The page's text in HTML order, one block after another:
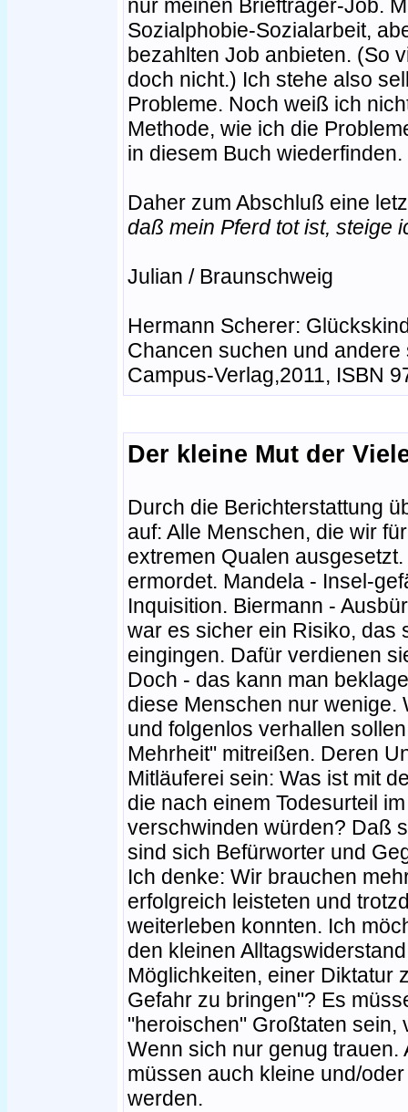
nur meinen Briefträger-Job.
Sozialphobie-Sozialarbeit,
bezahlten Job anbieten. (So
doch nicht.) Ich stehe also
Probleme. Noch weiß ich
Methode, wie ich die
in diesem Buch wiederfinden.
Daher zum Abschluß eine
daß mein Pferd tot ist, steige
Julian / Braunschweig
Hermann Scherer:
Chancen suchen und
Campus-Verlag,2011, ISBN
Der kleine Mut der
Durch die Berichterstattung
auf: Alle Menschen, die wir
extremen Qualen
ermordet. Mandela - Insel-
Inquisition. Biermann -
war es sicher ein Risiko, das
eingingen. Dafür verdienen
Doch - das kann man
diese Menschen nur wenige.
und folgenlos verhallen
Mehrheit" mitreißen. Deren
Mitläuferei sein: Was ist mit
die nach einem Todesurteil
verschwinden würden? Daß
sind sich Befürworter und
Ich denke: Wir brauchen
erfolgreich leisteten und
weiterleben konnten. Ich
den kleinen
Möglichkeiten, einer Diktatur
Gefahr zu bringen"? Es
"heroischen" Großtaten sein,
Wenn sich nur genug
müssen auch kleine und/
werden.